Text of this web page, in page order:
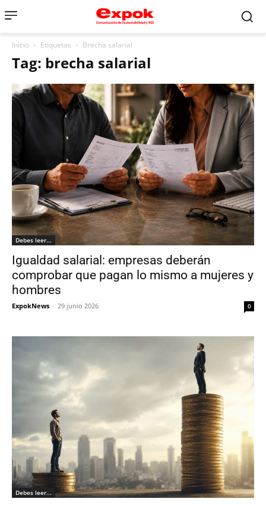
Inicio Etiquetas Brecha salarial
Tag: brecha salarial
Debes leer...
Igualdad salarial: empresas deberán
comprobar que pagan lo mismo a mujeres y
hombres
ExpokNews - 29 junio 2026 0
Debes leer...